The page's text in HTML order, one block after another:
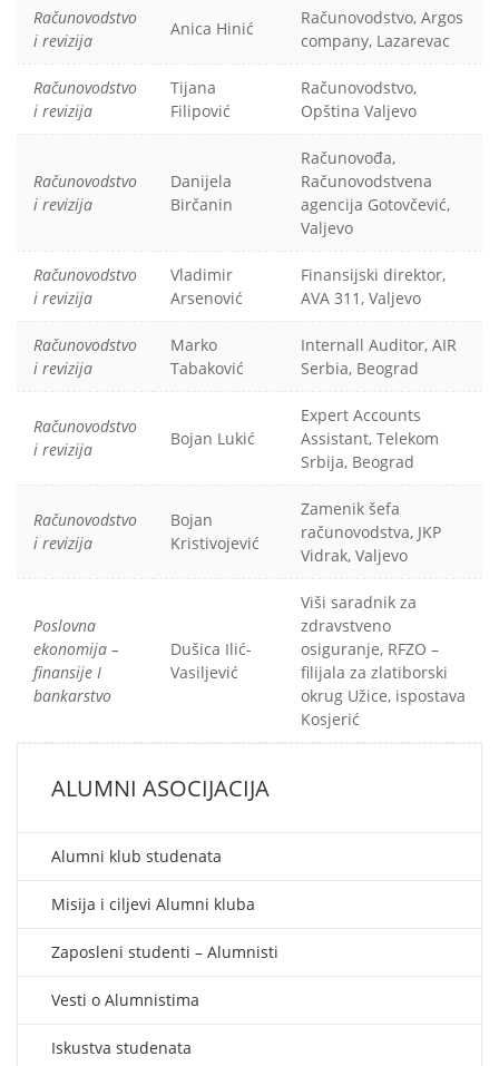
Računovodstvo
i revizija
Anica Hinić
Računovodstvo, Argos
company, Lazarevac
Računovodstvo
i revizija
Tijana
Filipović
Računovodstvo,
Opština Valjevo
Računovodstvo
i revizija
Danijela
Birčanin
Računovođa,
Računovodstvena
agencija Gotovčević,
Valjevo
Računovodstvo
i revizija
Vladimir
Arsenović
Finansijski direktor,
AVA 311, Valjevo
Računovodstvo
i revizija
Marko
Tabaković
Internall Auditor, AIR
Serbia, Beograd
Računovodstvo
i revizija
Bojan Lukić
Expert Accounts
Assistant, Telekom
Srbija, Beograd
Računovodstvo
i revizija
Bojan
Kristivojević
Zamenik šefa
računovodstva, JKP
Vidrak, Valjevo
Poslovna
ekonomija –
finansije I
bankarstvo
Dušica Ilić-
Vasiljević
Viši saradnik za
zdravstveno
osiguranje, RFZO –
filijala za zlatiborski
okrug Užice, ispostava
Kosjerić
ALUMNI ASOCIJACIJA
Alumni klub studenata
Misija i ciljevi Alumni kluba
Zaposleni studenti – Alumnisti
Vesti o Alumnistima
Iskustva studenata